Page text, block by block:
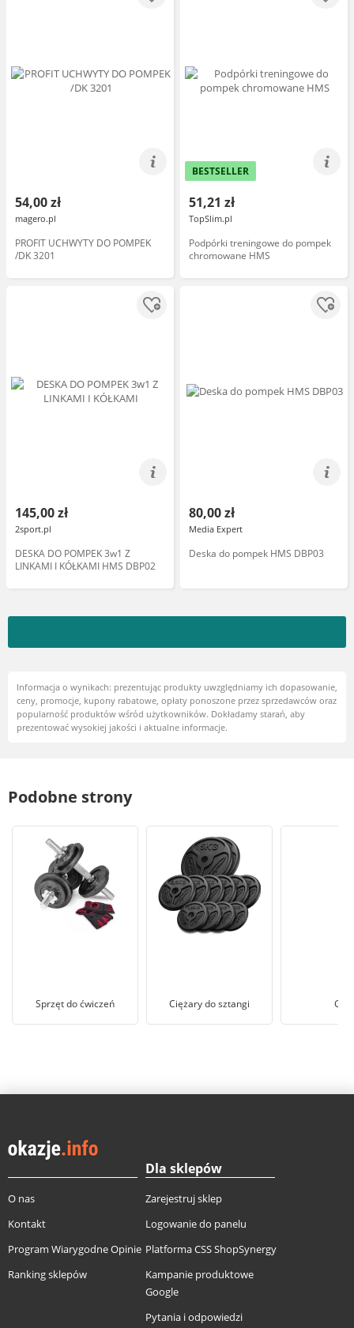
54,00 zł
magero.pl
PROFIT UCHWYTY DO POMPEK
/DK 3201
BESTSELLER
51,21 zł
TopSlim.pl
Podpórki treningowe do pompek
chromowane HMS
145,00 zł
2sport.pl
DESKA DO POMPEK 3w1 Z
LINKAMI I KÓŁKAMI HMS DBP02
80,00 zł
Media Expert
Deska do pompek HMS DBP03
Informacja o wynikach: prezentując produkty uwzględniamy ich dopasowanie,
ceny, promocje, kupony rabatowe, opłaty ponoszone przez sprzedawców oraz
popularność produktów wśród użytkowników. Dokładamy starań, aby
prezentować wysokiej jakości i aktualne informacje.
Podobne strony
Sprzęt do ćwiczeń Ciężary do sztangi Gryf
O nas
Kontakt
Program Wiarygodne Opinie
Ranking sklepów
Dla sklepów
Zarejestruj sklep
Logowanie do panelu
Platforma CSS ShopSynergy
Kampanie produktowe
Google
Pytania i odpowiedzi